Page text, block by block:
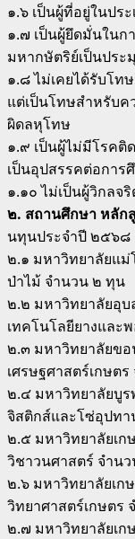
๑.๖ เป็นผู้ที่อยู่ในปร
๑.๗ เป็นผู้ยึดมั่นในก
มหากษัตริย์เป็นประ
๑.๘ ไม่เคยได้รับโท
แต่เป็นโทษสําหรับค
ผิดลหุโทษ
๑.๙ เป็นผู้ไม่มีโรคติ
เป็นอุปสรรคต่อการ
๑.๑๐ ไม่เป็นผู้วิกลจ
๒. สถานศึกษา หลัก
นทุนประจําปี ๒๕๖๘
๒.๑ มหาวิทยาลัยแม่
ป่าไม้ จํานวน ๒ ทุน
๒.๒ มหาวิทยาลัยอุ
เทคโนโลยียางและ
๒.๓ มหาวิทยาลัยข
เศรษฐศาสตร์เกษต
๒.๔ มหาวิทยาลัยบู
จิสติกส์และโซ่อุปท
๒.๕ มหาวิทยาลัยเก
วิชาวนศาสตร์ จําน
๒.๖ มหาวิทยาลัยเก
วิทยาศาสตร์เกษตร
๒.๗ มหาวิทยาลัยเก